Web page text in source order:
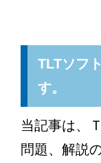
TLTソフ
す。
当記事は、
問題、解説